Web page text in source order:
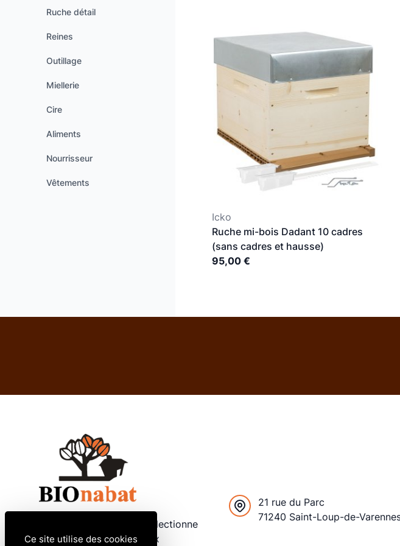
Ruche détail
Reines
Outillage
Miellerie
Cire
Aliments
Nourrisseur
Vêtements
Icko
Ruche mi-bois Dadant 10 cadres
(sans cadres et hausse)
95,00 €
Depuis 2012, Bionabat sélectionne
et distribue des matériaux
21 rue du Parc
71240 Saint-Loup-de-
Ce site utilise des cookies